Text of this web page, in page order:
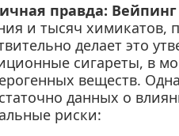
правда:
и тысяч химикатов,
делает это
сигареты, в
веществ.
данных о
риски: